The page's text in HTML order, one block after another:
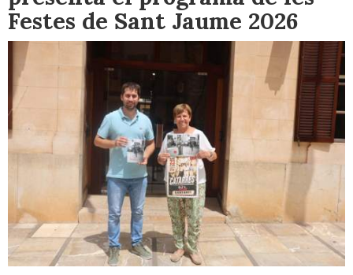
Festes de Sant Jaume 2026